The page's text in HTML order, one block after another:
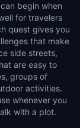
begin when
for travelers
quest gives you
that make
side streets,
are easy to
groups of
activities.
whenever you
with a plot.